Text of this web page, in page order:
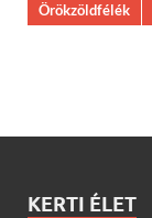
Örökzöldfélék
KERTI ÉLET